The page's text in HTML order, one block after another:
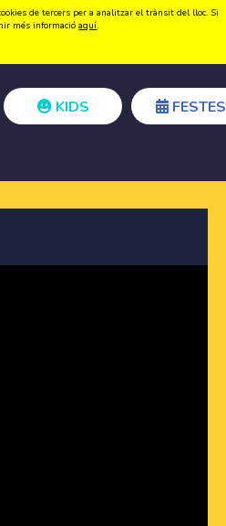
Registrar-se Accedir
KIDS FESTES
de tercers per a analitzar el trànsit del lloc. Si
més informacióaquí.